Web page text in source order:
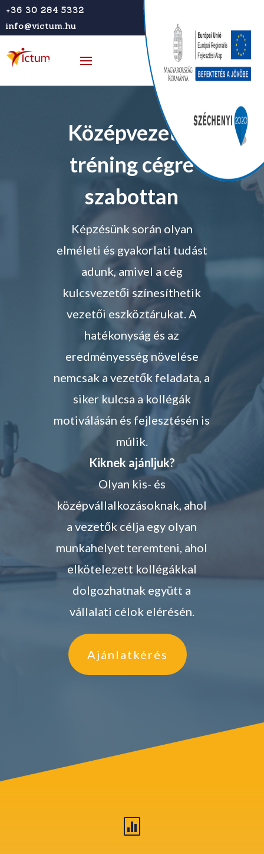
+36 30 284 5332
info@victum.hu
Középvezetői
tréning cégre
szabottan
Képzésünk során olyan
elméleti és gyakorlati tudást
adunk, amivel a cég
kulcsvezetői színesíthetik
vezetői eszköztárukat. A
hatékonyság és az
eredményesség növelése
nemcsak a vezetők feladata, a
siker kulcsa a kollégák
motiválásán és fejlesztésén is
múlik.
Kiknek ajánljuk?
Olyan kis- és
középvállalkozásoknak, ahol
a vezetők célja egy olyan
munkahelyet teremteni, ahol
elkötelezett kollégákkal
dolgozhatnak együtt a
vállalati célok elérésén.
Ajánlatkérés
